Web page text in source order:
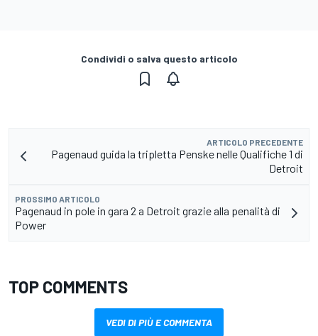
Condividi o salva questo articolo
ARTICOLO PRECEDENTE
Pagenaud guida la tripletta Penske nelle Qualifiche 1 di
Detroit
PROSSIMO ARTICOLO
Pagenaud in pole in gara 2 a Detroit grazie alla penalità di
Power
TOP COMMENTS
VEDI DI PIÙ E COMMENTA